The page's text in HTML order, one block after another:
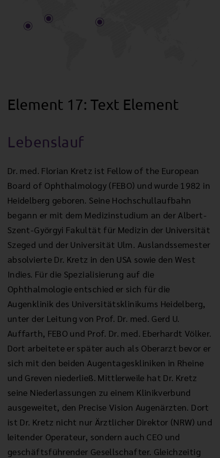
Element 17: Text Element
Lebenslauf
Dr. med. Florian Kretz ist Fellow of the European
Board of Ophthalmology (FEBO) und wurde 1982 in
Heidelberg geboren. Seine Hochschullaufbahn
begann er mit dem Medizinstudium an der Albert-
Szent-Györgyi Fakultät für Medizin der Universität
Szeged und der Universität Ulm. Auslandssemester
absolvierte Dr. Kretz in den USA sowie den West
Indies. Für die Spezialisierung auf die
Ophthalmologie entschied er sich für die
Augenklinik des Universitätsklinikums Heidelberg,
unter der Leitung von Prof. Dr. med. Gerd U.
Auffarth, FEBO und Prof. Dr. med. Eberhardt Völker.
Dort arbeitete er später auch als Oberarzt bevor er
sich mit den beiden Augentageskliniken in Rheine
und Greven niederließ. Mittlerweile hat Dr. Kretz
seine Niederlassungen zu einem Klinikverbund
ausgeweitet, den Precise Vision Augenärzten. Dort
ist Dr. Kretz nicht nur Ärztlicher Direktor (NRW) und
leitender Operateur, sondern auch CEO und
geschäftsführender Gesellschafter. Gleichzeitig